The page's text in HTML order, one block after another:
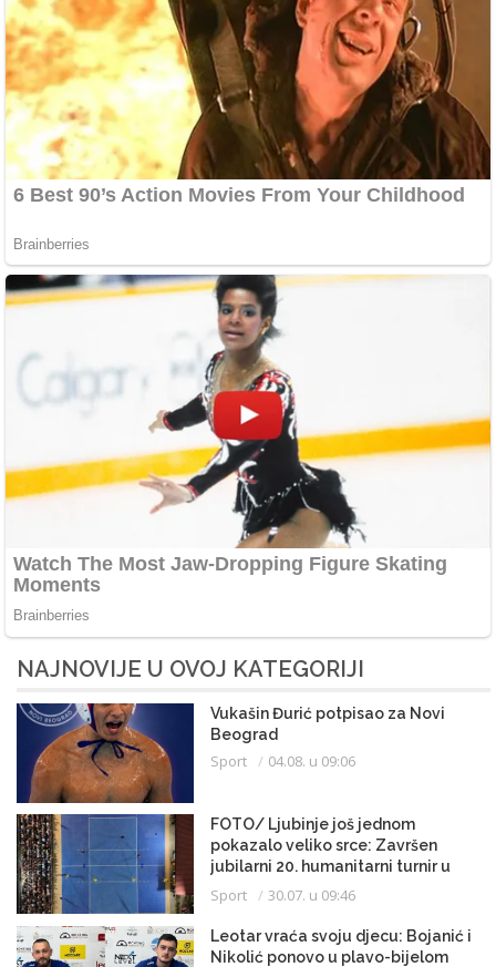
NAJNOVIJE U OVOJ KATEGORIJI
Vukašin Đurić potpisao za Novi
Beograd
Sport 04.08. u 09:06
FOTO/ Ljubinje još jednom
pokazalo veliko srce: Završen
jubilarni 20. humanitarni turnir u
malom fudbalu
Sport 30.07. u 09:46
Leotar vraća svoju djecu: Bojanić i
Nikolić ponovo u plavo-bijelom